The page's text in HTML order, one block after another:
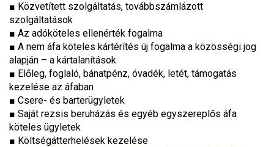
■ Közvetített szolgáltatás, továbbszámlázott
szolgáltatások
■ Az adóköteles ellenérték fogalma
■ A nem áfa köteles kártérítés új fogalma a közösségi jog
alapján – a kártalanítások
■ Előleg, foglaló, bánatpénz, óvadék, letét, támogatás
kezelése az áfaban
■ Csere- és barterügyletek
■ Saját rezsis beruházás és egyéb egyszereplős áfa
köteles ügyletek
■ Költségátterhelések kezelése